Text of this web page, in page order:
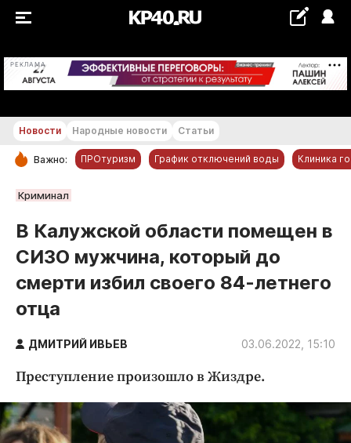
РЕКЛАМА +29...+30 °С
РУБРИКИ
Новости компаний
Статьи
Народные новости
Авто и транспорт
Благоустройство
Культура
Недвижимость и ЖКХ
Образование
Новости Народные новости Статьи
Важно: ПРОтуризм График отключений воды Клиника
Криминал
В Калужской области помещен в
СИЗО мужчина, который до
смерти избил своего 84-летнего
отца
ДМИТРИЙ ИВЬЕВ 03.06.2022, 15:10
Преступление произошло в Жиздре.